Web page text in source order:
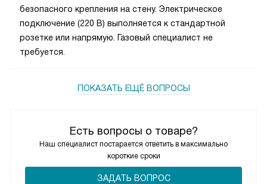
Есть вопросы о товаре?
Наш специалист постарается ответить в максимально
короткие сроки
ЗАДАТЬ ВОПРОС
безопасного крепления на стену. Электрическое
подключение (220 В) выполняется к стандартной
розетке или напрямую. Газовый специалист не
требуется.
ПОКАЗАТЬ ЕЩЁ ВОПРОСЫ